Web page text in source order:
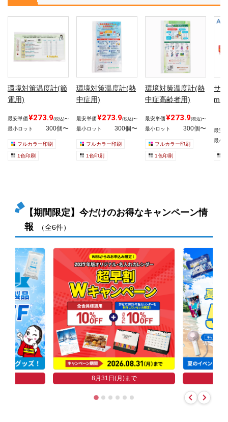
環境対策温度計(節
電用)
最安単価¥273.9(税込)〜
最小ロット 300個〜
フルカラー印刷
1色印刷
環境対策温度計(熱
中症用)
最安単価¥273.9(税込)〜
最小ロット 300個〜
フルカラー印刷
1色印刷
環境対策温度計(熱
中症高齢者用)
最安単価¥273.9(税込)〜
最小ロット 300個〜
フルカラー印刷
1色印刷
サ
最安
最小
【期間限定】今だけのお得なキャンペーン情
報
（全6件）
8月31日(月)まで